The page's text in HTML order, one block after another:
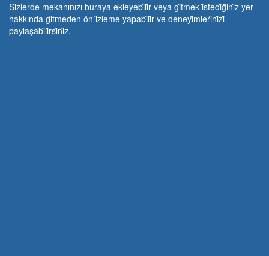
Si̇zlerde mekanınızı buraya ekleyebi̇li̇r veya gi̇tmek i̇stedi̇ği̇ni̇z yer
hakkında gi̇tmeden ön i̇zleme yapabi̇li̇r ve deneyi̇mleri̇ni̇zi̇
paylaşabi̇li̇rsi̇ni̇z.